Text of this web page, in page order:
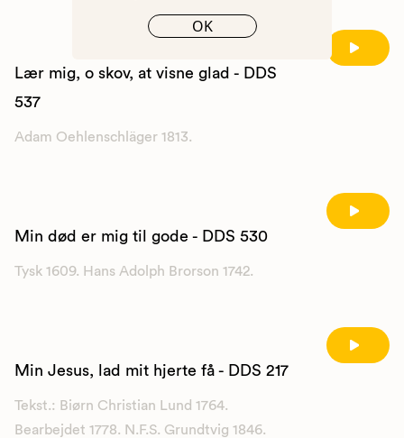
OK
Lær mig, o skov, at visne glad - DDS
537
Adam Oehlenschläger 1813.
Min død er mig til gode - DDS 530
Tysk 1609. Hans Adolph Brorson 1742.
Min Jesus, lad mit hjerte få - DDS 217
Tekst.: Biørn Christian Lund 1764.
Bearbejdet 1778. N.F.S. Grundtvig 1846.